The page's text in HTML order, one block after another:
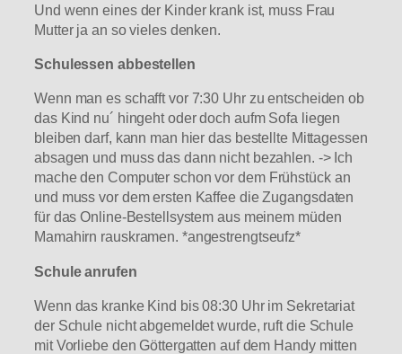
Und wenn eines der Kinder krank ist, muss Frau
Mutter ja an so vieles denken.
Schulessen abbestellen
Wenn man es schafft vor 7:30 Uhr zu entscheiden ob
das Kind nu´ hingeht oder doch aufm Sofa liegen
bleiben darf, kann man hier das bestellte Mittagessen
absagen und muss das dann nicht bezahlen. -> Ich
mache den Computer schon vor dem Frühstück an
und muss vor dem ersten Kaffee die Zugangsdaten
für das Online-Bestellsystem aus meinem müden
Mamahirn rauskramen. *angestrengtseufz*
Schule anrufen
Wenn das kranke Kind bis 08:30 Uhr im Sekretariat
der Schule nicht abgemeldet wurde, ruft die Schule
mit Vorliebe den Göttergatten auf dem Handy mitten